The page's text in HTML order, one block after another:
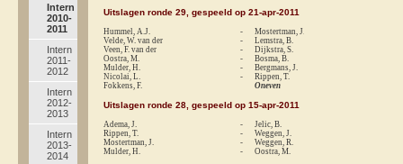
Intern
2010-
2011
Intern
2011-
2012
Intern
2012-
2013
Intern
2013-
2014
Uitslagen ronde 29, gespeeld op 21-apr-2011
Hummel, A.J. - Mostertman, J.
Velde, W. van der
- Lemstra, B.
Veen, F. van der
- Dijkstra, S.
Oostra, M.
- Bosma, B.
Mulder, H.
- Bergmans, J.
Nicolai, L.
- Rippen, T.
Fokkens, F.
Oneven
Uitslagen ronde 28, gespeeld op 15-apr-2011
Adema, J. - Jelic, B.
Rippen, T.
- Weggen, J.
Mostertman, J.
- Weggen, R.
Mulder, H.
- Oostra, M.